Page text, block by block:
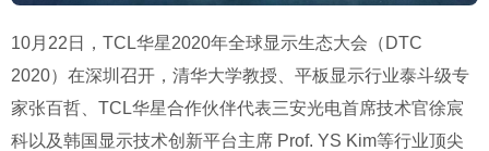
10月 22 日， TCL华星2020年全球显示生态大会（ DTC
2020）在深圳召开，清华大学教授、平板显示行业泰斗级专
家张百哲、 TCL华星合作伙伴代表三安光电首席技术官徐宸
科以及韩国显示技术创新平台主席 Prof. YS Kim等行业顶尖